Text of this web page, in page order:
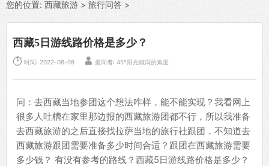
您的位置: 西藏旅游 > 旅行问答 >
西藏5日游线路价格是多少？
 时间: 2022-08-09  提问者: 45°阳光倾泻的角度
问：去西藏当地参团这个想法咋样，能不能实现？我看网上
很多人吐槽在家里那边报的西藏旅游团都不行，所以我准备
去西藏旅游的之后直接找拉萨当地的旅行社跟团，不知道去
西藏旅游跟团需要准备多少时间合适？跟团在西藏旅游需要
多少钱？ 有没有参考的路线？西藏5日游线路价格是多少？